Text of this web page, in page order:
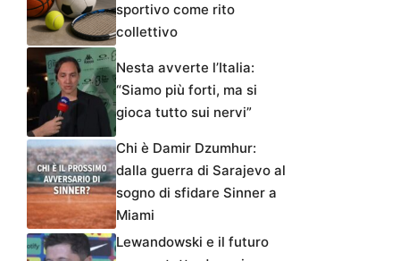
sportivo come rito
collettivo
Nesta avverte l’Italia:
“Siamo più forti, ma si
gioca tutto sui nervi”
Chi è Damir Dzumhur:
dalla guerra di Sarajevo al
sogno di sfidare Sinner a
Miami
Lewandowski e il futuro